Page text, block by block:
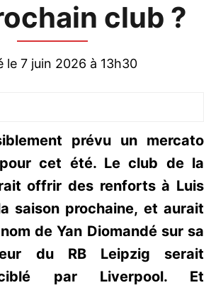
club ?
le 7 juin 2026 à 13h30
prévu un mercato
cet été. Le club de la
offrir des renforts à Luis
saison prochaine, et aurait
de Yan Diomandé sur sa
du RB Leipzig serait
par Liverpool. Et